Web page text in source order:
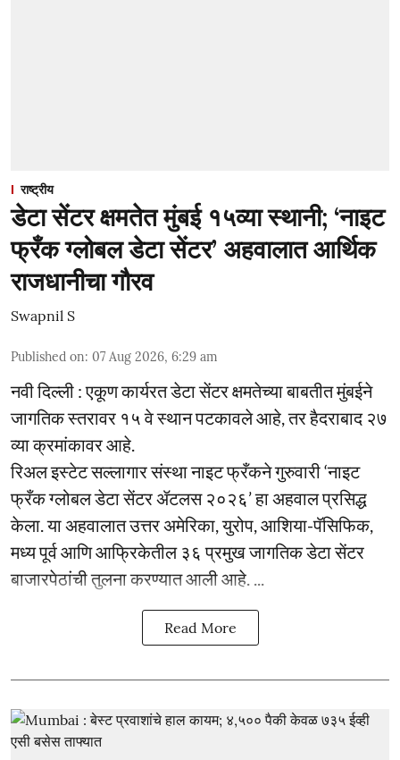
राष्ट्रीय
डेटा सेंटर क्षमतेत मुंबई १५व्या स्थानी; ‘नाइट
फ्रँक ग्लोबल डेटा सेंटर’ अहवालात आर्थिक
राजधानीचा गौरव
Swapnil S
Published on: 07 Aug 2026, 6:29 am
नवी दिल्ली : एकूण कार्यरत डेटा सेंटर क्षमतेच्या बाबतीत मुंबईने
जागतिक स्तरावर १५ वे स्थान पटकावले आहे, तर हैदराबाद २७
व्या क्रमांकावर आहे.
रिअल इस्टेट सल्लागार संस्था नाइट फ्रँकने गुरुवारी ‘नाइट
फ्रँक ग्लोबल डेटा सेंटर ॲटलस २०२६’ हा अहवाल प्रसिद्ध
केला. या अहवालात उत्तर अमेरिका, युरोप, आशिया-पॅसिफिक,
मध्य पूर्व आणि आफ्रिकेतील ३६ प्रमुख जागतिक डेटा सेंटर
बाजारपेठांची तुलना करण्यात आली आहे. ...
Read More